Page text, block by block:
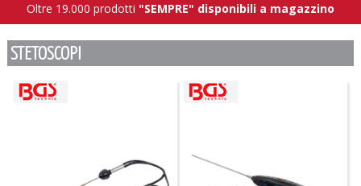
Oltre 19.000 prodotti "SEMPRE" disponibili a magazzino
STETOSCOPI